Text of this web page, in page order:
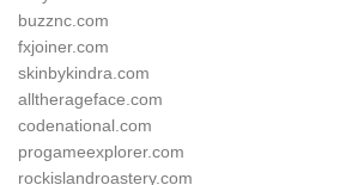
buzznc.com
fxjoiner.com
skinbykindra.com
alltherageface.com
codenational.com
progameexplorer.com
rockislandroastery.com